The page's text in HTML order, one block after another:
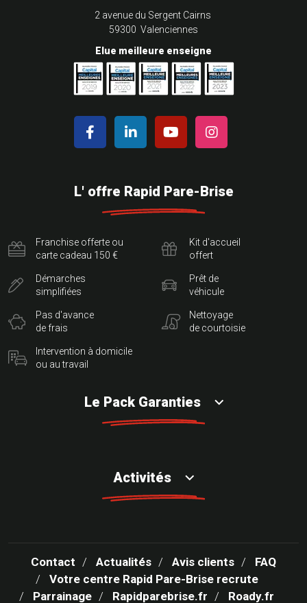
2 avenue du Sergent Cairns
59300 Valenciennes
Elue meilleure enseigne
L' offre Rapid Pare-Brise
Franchise offerte ou
carte cadeau 150 €
Démarches
simplifiées
Pas d'avance
de frais
Intervention à domicile
ou au travail
Kit d'accueil
offert
Prêt de
véhicule
Nettoyage
de courtoisie
Le Pack Garanties
Activités
Contact Actualités Avis clients
FAQ
Votre centre Rapid Pare-Brise recrute
Parrainage
Rapidparebrise.fr Roady.fr